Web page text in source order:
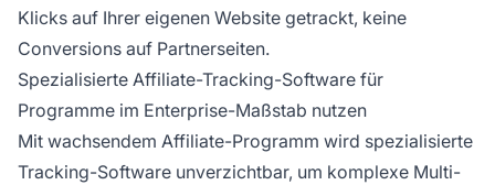
Klicks auf Ihrer eigenen Website getrackt, keine
Conversions auf Partnerseiten.
Spezialisierte Affiliate-Tracking-Software für
Programme im Enterprise-Maßstab nutzen
Mit wachsendem Affiliate-Programm wird spezialisierte
Tracking-Software unverzichtbar, um komplexe Multi-